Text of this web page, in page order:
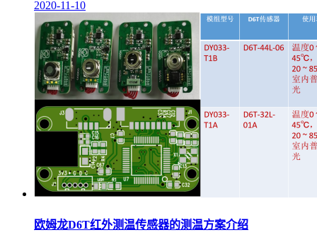
2020-11-10
欧姆龙D6T红外测温传感器的测温方案介绍